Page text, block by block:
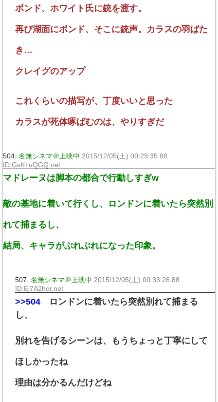
ボンド、ホワイト氏に銃を渡す。
再び湖面にボンド、そこに銃声。カラスの羽ばた
き…
クレイグのアップ
これくらいの描写が、丁度いいと思った
カラスが死体啄ばむのは、やりすぎだ
504: 名無シネマ＠上映中 2015/12/05(土) 00:29:35.88
ID:GsK+uQGQ.net
マドレーヌは脚本の都合で行動しすぎw
敵の基地に着いて行くし、ロンドンに着いたら突然別
れて捕まるし、
結局、キャラがぶれぶれになった印象。
507: 名無シネマ＠上映中 2015/12/05(土) 00:33:26.88
ID:Ej7A2hor.net
>>504 ロンドンに着いたら突然別れて捕まる
し、
別れを告げるシーンは、もうちょっと丁寧にして
ほしかったね
理由は分かるんだけどね